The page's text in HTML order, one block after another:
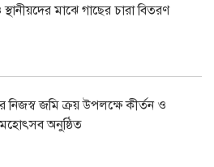
স্থানীয়দের মাঝে গাছের চারা বিতরণ
নিজস্ব জমি ক্রয় উপলক্ষে কীর্তন ও
অনুষ্ঠিত